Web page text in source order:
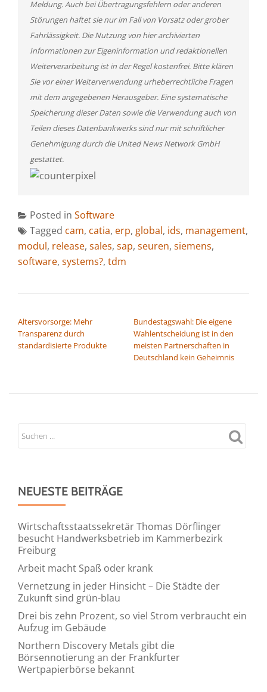
Meldung. Auch bei Übertragungsfehlern oder anderen
Störungen haftet sie nur im Fall von Vorsatz oder grober
Fahrlässigkeit. Die Nutzung von hier archivierten
Informationen zur Eigeninformation und redaktionellen
Weiterverarbeitung ist in der Regel kostenfrei. Bitte klären
Sie vor einer Weiterverwendung urheberrechtliche Fragen
mit dem angegebenen Herausgeber. Eine systematische
Speicherung dieser Daten sowie die Verwendung auch von
Teilen dieses Datenbankwerks sind nur mit schriftlicher
Genehmigung durch die United News Network GmbH
gestattet.
Posted in Software
Tagged cam, catia, erp, global, ids, management,
modul, release, sales, sap, seuren, siemens,
software, systems?, tdm
Altersvorsorge: Mehr
Transparenz durch
standardisierte Produkte
Bundestagswahl: Die eigene
Wahlentscheidung ist in den
meisten Partnerschaften in
Deutschland kein Geheimnis
NEUESTE BEITRÄGE
Wirtschaftsstaatssekretär Thomas Dörflinger
besucht Handwerksbetrieb im Kammerbezirk
Freiburg
Arbeit macht Spaß oder krank
Vernetzung in jeder Hinsicht – Die Städte der
Zukunft sind grün-blau
Drei bis zehn Prozent, so viel Strom verbraucht ein
Aufzug im Gebäude
Northern Discovery Metals gibt die
Börsennotierung an der Frankfurter
Wertpapierbörse bekannt